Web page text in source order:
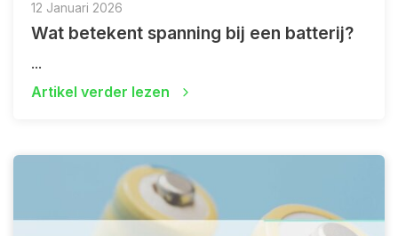
12 Januari 2026
Wat betekent spanning bij een batterij?
...
Artikel verder lezen